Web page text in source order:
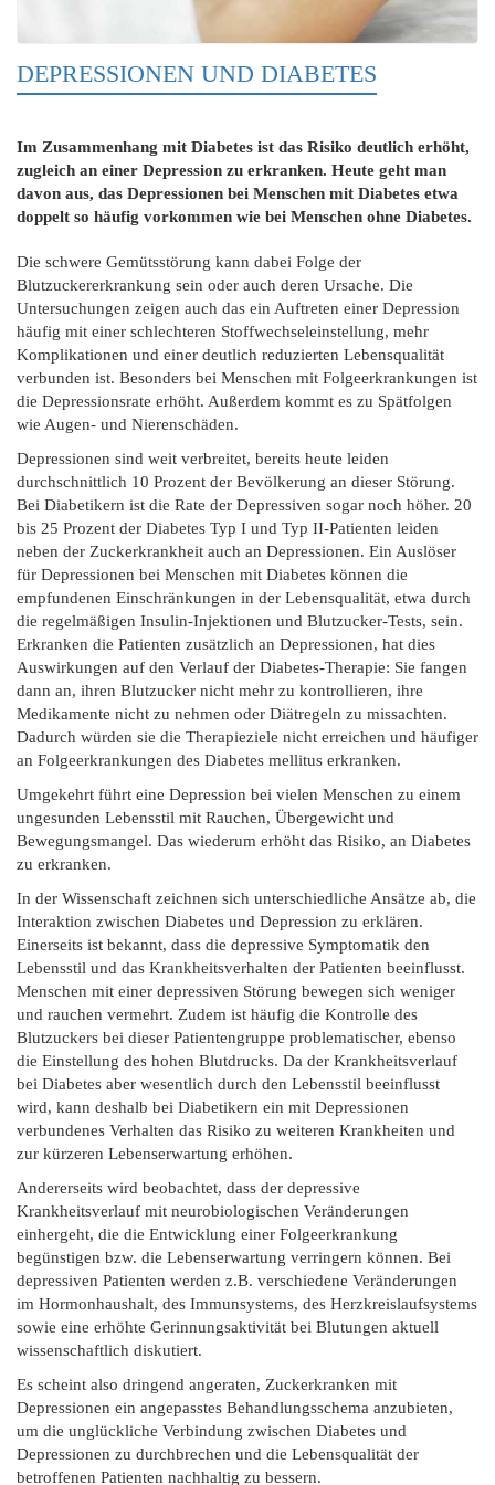
DEPRESSIONEN UND DIABETES
Im Zusammenhang mit Diabetes ist das Risiko deutlich erhöht,
zugleich an einer Depression zu erkranken. Heute geht man
davon aus, das Depressionen bei Menschen mit Diabetes etwa
doppelt so häufig vorkommen wie bei Menschen ohne Diabetes.
Die schwere Gemütsstörung kann dabei Folge der
Blutzuckererkrankung sein oder auch deren Ursache. Die
Untersuchungen zeigen auch das ein Auftreten einer Depression
häufig mit einer schlechteren Stoffwechseleinstellung, mehr
Komplikationen und einer deutlich reduzierten Lebensqualität
verbunden ist. Besonders bei Menschen mit Folgeerkrankungen ist
die Depressionsrate erhöht. Außerdem kommt es zu Spätfolgen
wie Augen- und Nierenschäden.
Depressionen sind weit verbreitet, bereits heute leiden
durchschnittlich 10 Prozent der Bevölkerung an dieser Störung.
Bei Diabetikern ist die Rate der Depressiven sogar noch höher. 20
bis 25 Prozent der Diabetes Typ I und Typ II-Patienten leiden
neben der Zuckerkrankheit auch an Depressionen. Ein Auslöser
für Depressionen bei Menschen mit Diabetes können die
empfundenen Einschränkungen in der Lebensqualität, etwa durch
die regelmäßigen Insulin-Injektionen und Blutzucker-Tests, sein.
Erkranken die Patienten zusätzlich an Depressionen, hat dies
Auswirkungen auf den Verlauf der Diabetes-Therapie: Sie fangen
dann an, ihren Blutzucker nicht mehr zu kontrollieren, ihre
Medikamente nicht zu nehmen oder Diätregeln zu missachten.
Dadurch würden sie die Therapieziele nicht erreichen und häufiger
an Folgeerkrankungen des Diabetes mellitus erkranken.
Umgekehrt führt eine Depression bei vielen Menschen zu einem
ungesunden Lebensstil mit Rauchen, Übergewicht und
Bewegungsmangel. Das wiederum erhöht das Risiko, an Diabetes
zu erkranken.
In der Wissenschaft zeichnen sich unterschiedliche Ansätze ab, die
Interaktion zwischen Diabetes und Depression zu erklären.
Einerseits ist bekannt, dass die depressive Symptomatik den
Lebensstil und das Krankheitsverhalten der Patienten beeinflusst.
Menschen mit einer depressiven Störung bewegen sich weniger
und rauchen vermehrt. Zudem ist häufig die Kontrolle des
Blutzuckers bei dieser Patientengruppe problematischer, ebenso
die Einstellung des hohen Blutdrucks. Da der Krankheitsverlauf
bei Diabetes aber wesentlich durch den Lebensstil beeinflusst
wird, kann deshalb bei Diabetikern ein mit Depressionen
verbundenes Verhalten das Risiko zu weiteren Krankheiten und
zur kürzeren Lebenserwartung erhöhen.
Andererseits wird beobachtet, dass der depressive
Krankheitsverlauf mit neurobiologischen Veränderungen
einhergeht, die die Entwicklung einer Folgeerkrankung
begünstigen bzw. die Lebenserwartung verringern können. Bei
depressiven Patienten werden z.B. verschiedene Veränderungen
im Hormonhaushalt, des Immunsystems, des Herzkreislaufsystems
sowie eine erhöhte Gerinnungsaktivität bei Blutungen aktuell
wissenschaftlich diskutiert.
Es scheint also dringend angeraten, Zuckerkranken mit
Depressionen ein angepasstes Behandlungsschema anzubieten,
um die unglückliche Verbindung zwischen Diabetes und
Depressionen zu durchbrechen und die Lebensqualität der
betroffenen Patienten nachhaltig zu bessern.